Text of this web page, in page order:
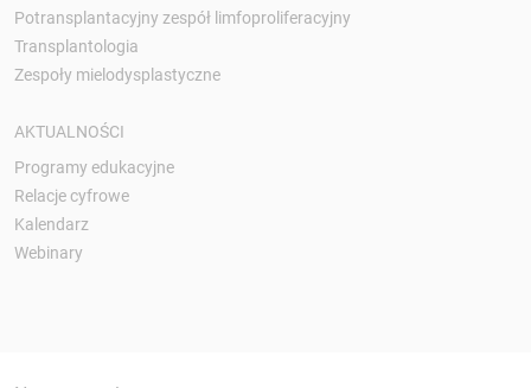
Potransplantacyjny zespół limfoproliferacyjny
Transplantologia
Zespoły mielodysplastyczne
AKTUALNOŚCI
Programy edukacyjne
Relacje cyfrowe
Kalendarz
Webinary